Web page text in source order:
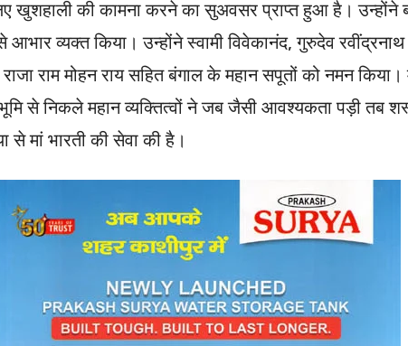
खुशहाली की कामना करने का सुअवसर प्राप्त हुआ है। उन्होंने
आभार व्यक्त किया। उन्होंने स्वामी विवेकानंद, गुरुदेव
राजा राम मोहन राय सहित बंगाल के महान सपूतों को नमन
से निकले महान व्यक्तित्वों ने जब जैसी आवश्यकता पड़ी तब
से मां भारती की सेवा की है।